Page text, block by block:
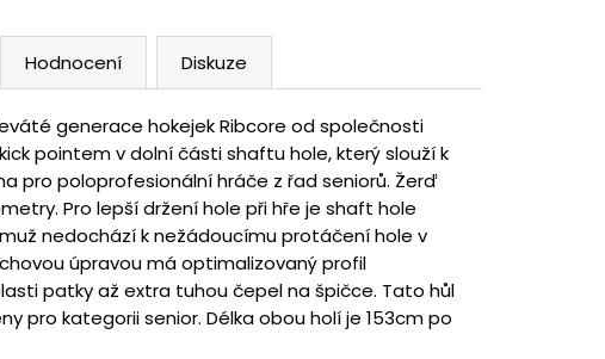
Hodnocení Diskuze
generace hokejek Ribcore od společnosti
pointem v dolní části shaftu hole, který slouží k
pro poloprofesionální hráče z řad seniorů. Žerď
Pro lepší držení hole při hře je shaft hole
nedochází k nežádoucímu protáčení hole v
úpravou má optimalizovaný profil
patky až extra tuhou čepel na špičce. Tato hůl
pro kategorii senior. Délka obou holí je 153cm po